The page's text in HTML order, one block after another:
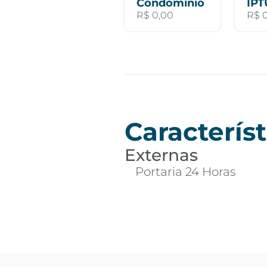
Condomínio
R$ 0,00 R$
Externas
Portaria 24 Horas